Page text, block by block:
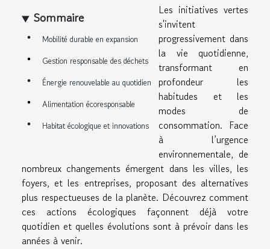
Sommaire
Mobilité durable en expansion
Gestion responsable des déchets
Énergie renouvelable au quotidien
Alimentation écoresponsable
Habitat écologique et innovations
Les initiatives vertes
s'invitent
progressivement dans
la vie quotidienne,
transformant en
profondeur les
habitudes et les
modes de
consommation. Face
à l’urgence
environnementale, de
nombreux changements émergent dans les villes, les
foyers, et les entreprises, proposant des alternatives
plus respectueuses de la planète. Découvrez comment
ces actions écologiques façonnent déjà votre
quotidien et quelles évolutions sont à prévoir dans les
années à venir.